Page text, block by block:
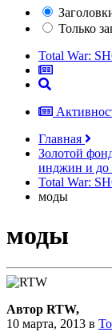
Только
Total War:
Главная
Золотой
инджин и до
Total War:
моды
моды
Автор RTW,
10 марта, 2013 в